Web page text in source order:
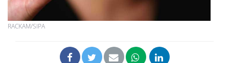
RACKAM/SIPA